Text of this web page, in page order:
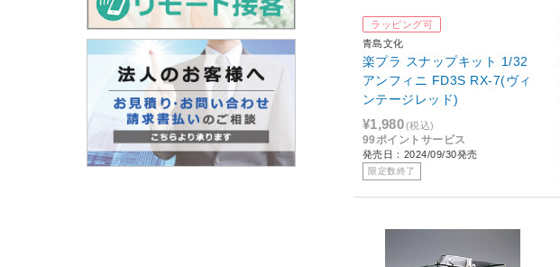
ラッピング可
青島文化
楽プラ スナップキット 1/32
アンフィニ FD3S RX-7(ヴィ
ンテージレッド)
¥1,980(税込)
99ポイントサービス
発売日：2024/09/30発売
限定数終了